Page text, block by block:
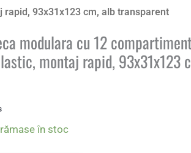
rapid, 93x31x123 cm, alb transparent
modulara cu 12
montaj rapid, 93x31x123
în stoc